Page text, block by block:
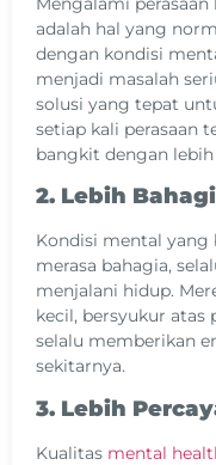
adalah hal yang
dengan kondisi
menjadi masalah
solusi yang tepat
setiap kali perasaan
bangkit dengan lebih
2. Lebih
Kondisi mental yang
merasa bahagia,
menjalani hidup.
kecil, bersyukur atas
selalu memberikan
sekitarnya.
3. Lebih
Kualitas mental